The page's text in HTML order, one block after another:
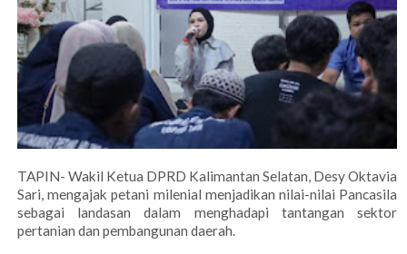
TAPIN- Wakil Ketua DPRD Kalimantan Selatan, Desy Oktavia
Sari, mengajak petani milenial menjadikan nilai-nilai Pancasila
sebagai landasan dalam menghadapi tantangan sektor
pertanian dan pembangunan daerah.